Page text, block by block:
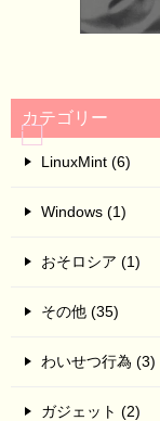
カテゴリー
LinuxMint (6)
Windows (1)
おそロシア (1)
その他 (35)
わいせつ行為 (3)
ガジェット (2)